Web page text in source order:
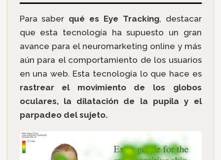
Para saber qué es Eye Tracking, destacar
que esta tecnología ha supuesto un gran
avance para el neuromarketing online y más
aún para el comportamiento de los usuarios
en una web. Esta tecnología lo que hace es
rastrear el movimiento de los globos
oculares, la dilatación de la pupila y el
parpadeo del sujeto.